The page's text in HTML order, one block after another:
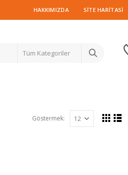
HAKKIMIZDA SITE HARITASI
Tüm Kategoriler
Göstermek: